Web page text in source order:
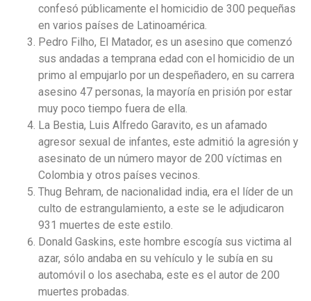
confesó públicamente el homicidio de 300 pequeñas
en varios países de Latinoamérica.
Pedro Filho, El Matador, es un asesino que comenzó
sus andadas a temprana edad con el homicidio de un
primo al empujarlo por un despeñadero, en su carrera
asesino 47 personas, la mayoría en prisión por estar
muy poco tiempo fuera de ella.
La Bestia, Luis Alfredo Garavito, es un afamado
agresor sexual de infantes, este admitió la agresión y
asesinato de un número mayor de 200 víctimas en
Colombia y otros países vecinos.
Thug Behram, de nacionalidad india, era el líder de un
culto de estrangulamiento, a este se le adjudicaron
931 muertes de este estilo.
Donald Gaskins, este hombre escogía sus victima al
azar, sólo andaba en su vehículo y le subía en su
automóvil o los asechaba, este es el autor de 200
muertes probadas.